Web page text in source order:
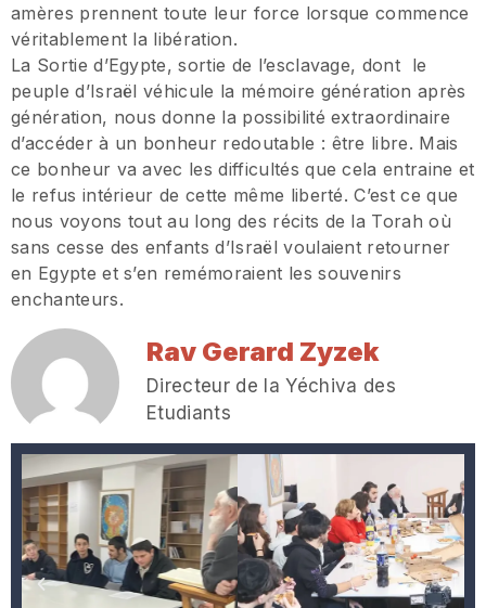
amères prennent toute leur force lorsque commence
véritablement la libération.
La Sortie d’Egypte, sortie de l’esclavage, dont le
peuple d’Israël véhicule la mémoire génération après
génération, nous donne la possibilité extraordinaire
d’accéder à un bonheur redoutable : être libre. Mais
ce bonheur va avec les difficultés que cela entraine et
le refus intérieur de cette même liberté. C’est ce que
nous voyons tout au long des récits de la Torah où
sans cesse des enfants d’Israël voulaient retourner
en Egypte et s’en remémoraient les souvenirs
enchanteurs.
Rav Gerard Zyzek
Directeur de la Yéchiva des
Etudiants